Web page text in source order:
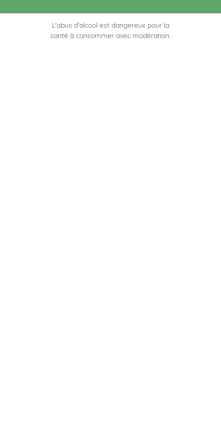
L'abus d'alcool est dangereux pour la
santé à consommer avec modération.